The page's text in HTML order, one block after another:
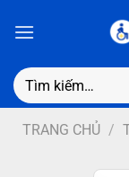
TRANG CHỦ /